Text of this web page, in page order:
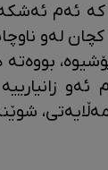
ئەم
لەو